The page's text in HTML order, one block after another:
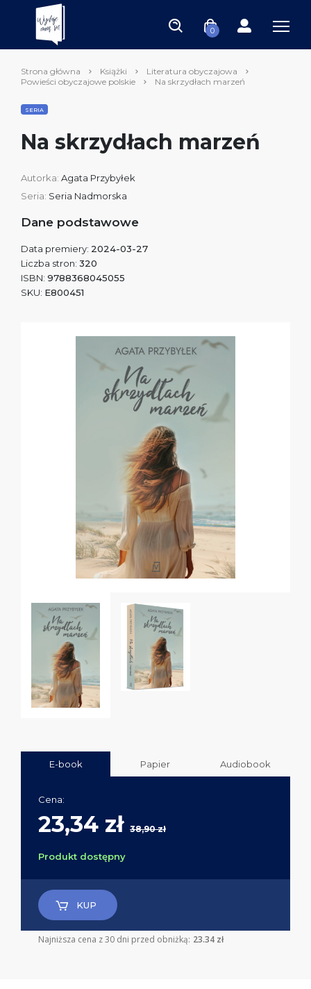
0
Strona główna Książki
Literatura obyczajowa
Powieści obyczajowe polskie
Na skrzydłach marzeń
SERIA
Na skrzydłach marzeń
Autorka: Agata Przybyłek
Seria: Seria Nadmorska
Dane podstawowe
Data premiery: 2024-03-27
Liczba stron: 320
ISBN: 9788368045055
SKU: E800451
E-book Papier Audiobook
Cena:
23,34 zł 38,90 zł
Produkt dostępny
KUP
Najniższa cena z 30 dni przed obniżką: 23.34 zł